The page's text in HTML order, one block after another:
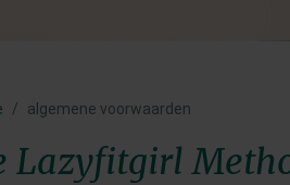
algemene voorwaarden
Lazyfitgirl